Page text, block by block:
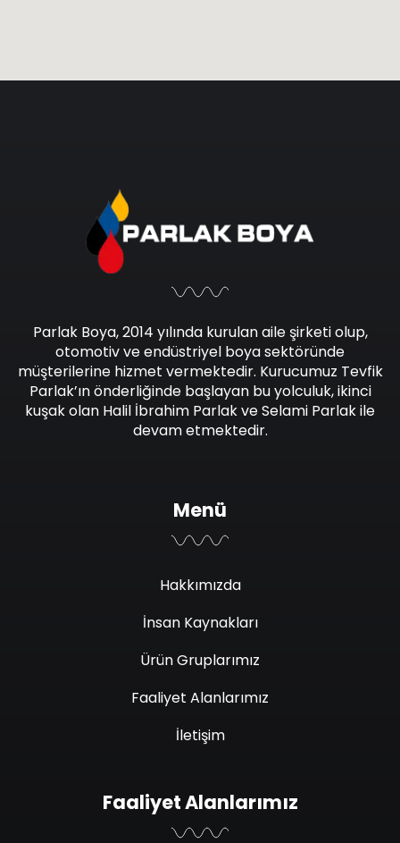
Parlak Boya, 2014 yılında kurulan aile şirketi olup,
otomotiv ve endüstriyel boya sektöründe
müşterilerine hizmet vermektedir. Kurucumuz Tevfik
Parlak’ın önderliğinde başlayan bu yolculuk, ikinci
kuşak olan Halil İbrahim Parlak ve Selami Parlak ile
devam etmektedir.
Menü
Hakkımızda
İnsan Kaynakları
Ürün Gruplarımız
Faaliyet Alanlarımız
İletişim
Faaliyet Alanlarımız